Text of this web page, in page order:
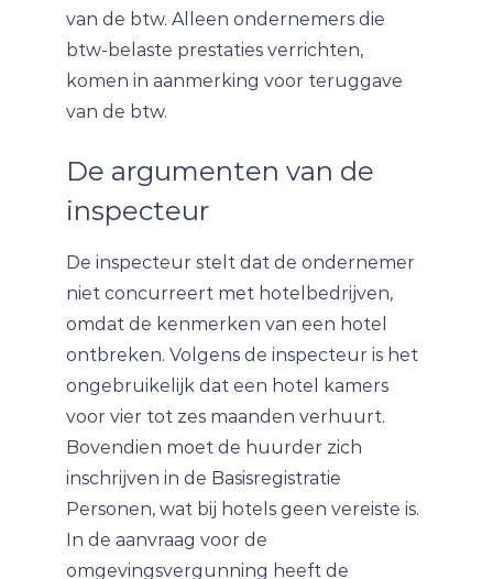
van de btw. Alleen ondernemers die
btw-belaste prestaties verrichten,
komen in aanmerking voor teruggave
van de btw.
De argumenten van de
inspecteur
De inspecteur stelt dat de ondernemer
niet concurreert met hotelbedrijven,
omdat de kenmerken van een hotel
ontbreken. Volgens de inspecteur is het
ongebruikelijk dat een hotel kamers
voor vier tot zes maanden verhuurt.
Bovendien moet de huurder zich
inschrijven in de Basisregistratie
Personen, wat bij hotels geen vereiste is.
In de aanvraag voor de
omgevingsvergunning heeft de